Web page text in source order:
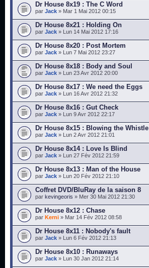
Dr House 8x19 : The C Word
par Jack » Mar 1 Mai 2012 00:15
Dr House 8x21 : Holding On
par Jack » Lun 14 Mai 2012 17:16
Dr House 8x20 : Post Mortem
par Jack » Lun 7 Mai 2012 23:27
Dr House 8x18 : Body and Soul
par Jack » Lun 23 Avr 2012 20:00
Dr House 8x17 : We need the Eggs
par Jack » Lun 16 Avr 2012 21:32
Dr House 8x16 : Gut Check
par Jack » Lun 9 Avr 2012 22:17
Dr House 8x15 : Blowing the Whistle
par Jack » Lun 2 Avr 2012 21:01
Dr House 8x14 : Love Is Blind
par Jack » Lun 27 Fév 2012 21:59
Dr House 8x13 : Man of the House
par Jack » Lun 20 Fév 2012 21:10
Coffret DVD/BluRay de la saison 8
par kevingeoris » Mer 30 Mai 2012 21:30
Dr House 8x12 : Chase
par Kerni » Mar 14 Fév 2012 08:58
Dr House 8x11 : Nobody's fault
par Jack » Lun 6 Fév 2012 21:13
Dr House 8x10 : Runaways
par Jack » Lun 30 Jan 2012 21:14